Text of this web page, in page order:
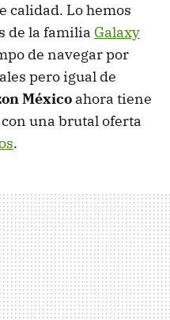
calidad. Lo hemos
de la familia Galaxy
de navegar por
pero igual de
México ahora tiene
con una brutal oferta
.